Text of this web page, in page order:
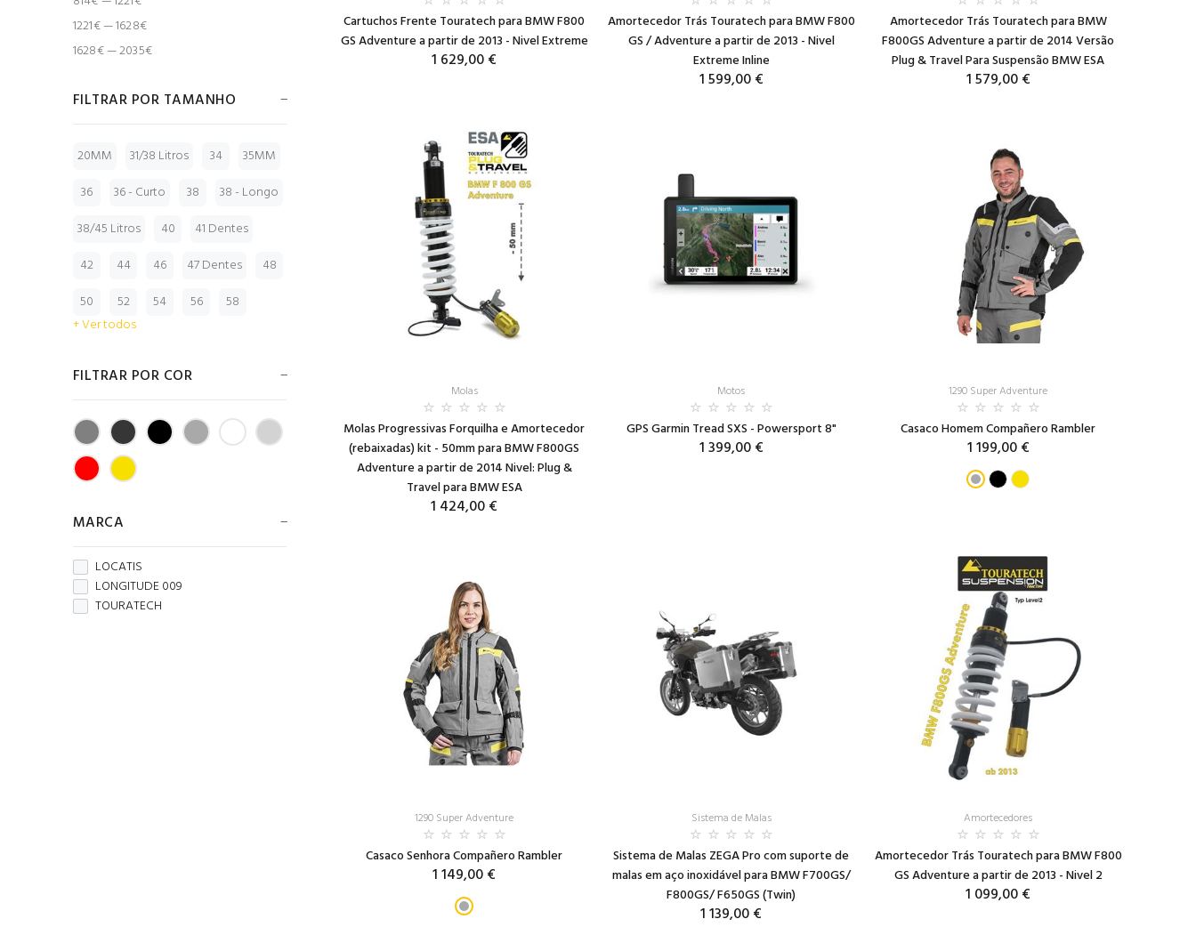
1221€ — 1628€
1628€ — 2035€
FILTRAR POR TAMANHO
20MM 31/38 Litros 34
35MM
36
36 - Curto 38
38 - Longo
38/45 Litros
40
41 Dentes
42
44 46 47 Dentes
48
50
52 54 56
58
+ Ver todos
FILTRAR POR COR
MARCA
LOCATIS
LONGITUDE 009
TOURATECH
Cartuchos Frente Touratech para BMW F800
GS Adventure a partir de 2013 - Nivel Extreme
1 629,00 €
Amortecedor Trás Touratech para BMW F800
GS / Adventure a partir de 2013 - Nivel
Extreme Inline
1 599,00 €
Amortecedor Trás Touratech para BMW
F800GS Adventure a partir de 2014 Versão
Plug & Travel Para Suspensão BMW ESA
1 579,00 €
Molas
Molas Progressivas Forquilha e Amortecedor
(rebaixadas) kit - 50mm para BMW F800GS
Adventure a partir de 2014 Nivel: Plug &
Travel para BMW ESA
1 424,00 €
Motos
GPS Garmin Tread SXS - Powersport 8"
1 399,00 €
1290 Super Adventure
Casaco Homem Compañero Rambler
1 199,00 €
1290 Super Adventure
Casaco Senhora Compañero Rambler
1 149,00 €
Sistema de Malas
Sistema de Malas ZEGA Pro com suporte de
malas em aço inoxidável para BMW F700GS/
F800GS/ F650GS (Twin)
1 139,00 €
Amortecedores
Amortecedor Trás Touratech para BMW F800
GS Adventure a partir de 2013 - Nivel 2
1 099,00 €